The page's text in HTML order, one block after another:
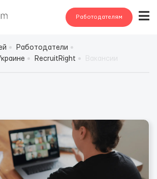
Работодателям
Работодатели
RecruitRight